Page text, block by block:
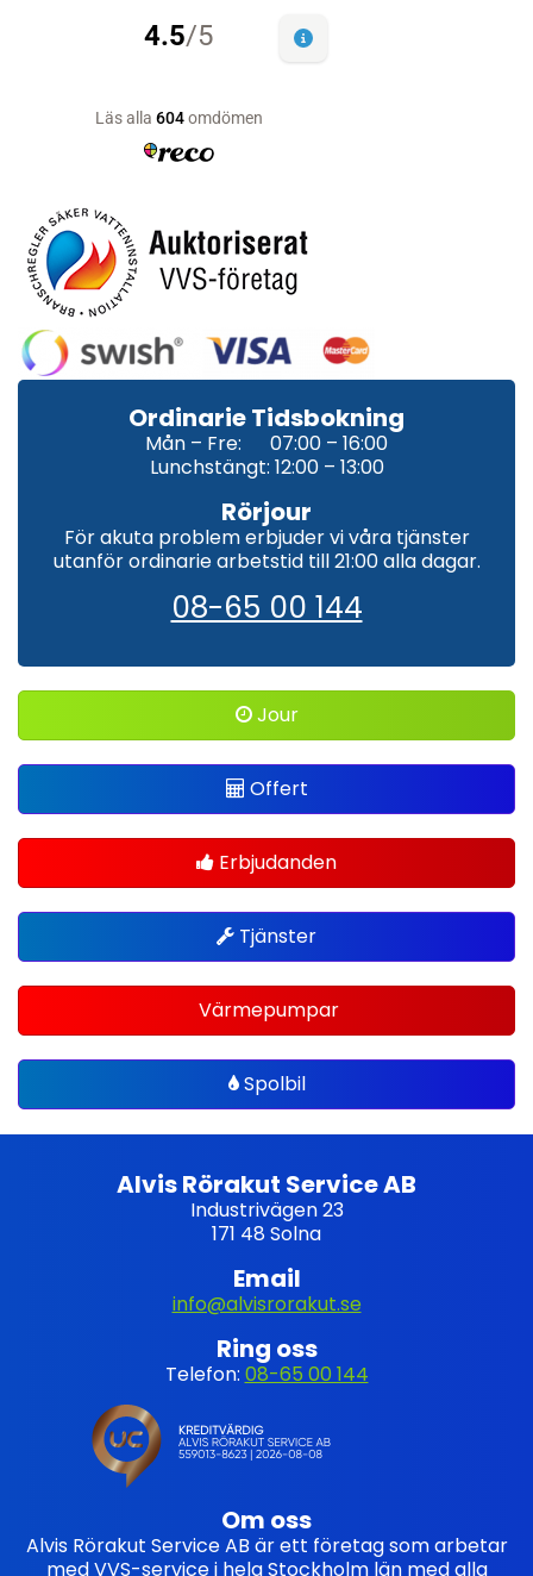
Ordinarie Tidsbokning
Mån – Fre: 07:00 – 16:00
Lunchstängt: 12:00 – 13:00
Rörjour
För akuta problem erbjuder vi våra tjänster
utanför ordinarie arbetstid till 21:00 alla dagar.
08-65 00 144
Jour
Offert
Erbjudanden
Tjänster
Värmepumpar
Spolbil
Alvis Rörakut Service AB
Industrivägen 23
171 48 Solna
Email
info@alvisrorakut.se
Ring oss
Telefon: 08-65 00 144
Om oss
Alvis Rörakut Service AB är ett företag som arbetar
med VVS-service i hela Stockholm län med alla